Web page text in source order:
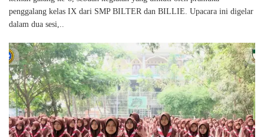
penggalang kelas IX dari SMP BILTER dan BILLIE. Upacara ini digelar
dalam dua sesi,..